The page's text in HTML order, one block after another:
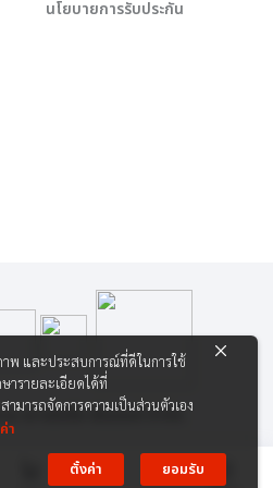
นโยบายการรับประกัน
เคาเซิลลิ่ง เซ็นเตอร์ จำกัด
พ และประสบการณ์ที่ดีในการใช้
ารายละเอียดได้ที่
ามารถจัดการความเป็นส่วนตัวเอง
า
ตั้งค่า
ยอมรับ